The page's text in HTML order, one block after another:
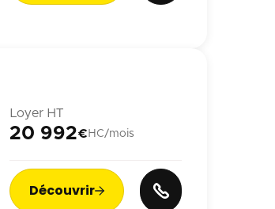
Loyer HT
20 992€ HC/mois
Découvrir 